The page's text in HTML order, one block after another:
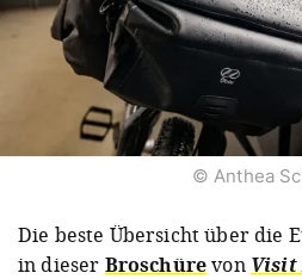
© Anthea
Die beste Übersicht über die
in dieser Broschürevon Visit